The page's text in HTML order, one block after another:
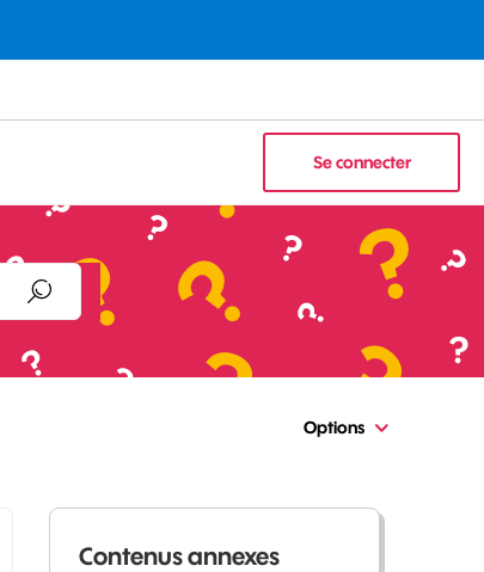
Se connecter
Options
Contenus annexes